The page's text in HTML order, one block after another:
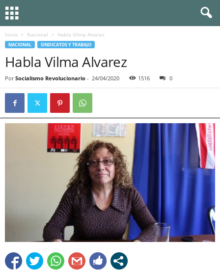
Inicio Nacional Habla Vilma Alvarez
NACIONAL SINDICATOS Y TRABAJO
Habla Vilma Alvarez
Por Socialismo Revolucionario - 24/04/2020 1516 0